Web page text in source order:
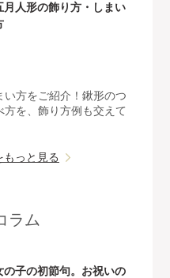
月人形の飾り方・しまい
い方をご紹介！鍬形のつ
を、飾り方例も交えて
もっと見る
ラム
の子の初節句。お祝いの